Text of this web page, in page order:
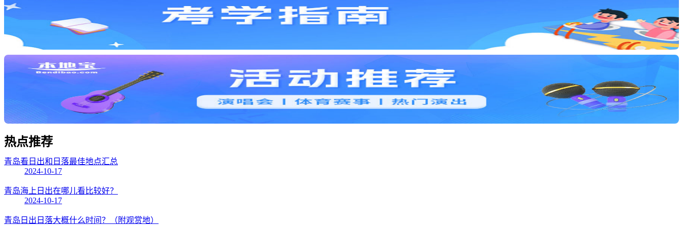
热点推荐
青岛看日出和日落最佳地点汇总
2024-10-17
青岛海上日出在哪儿看比较好？
2024-10-17
青岛日出日落大概什么时间？（附观赏地）